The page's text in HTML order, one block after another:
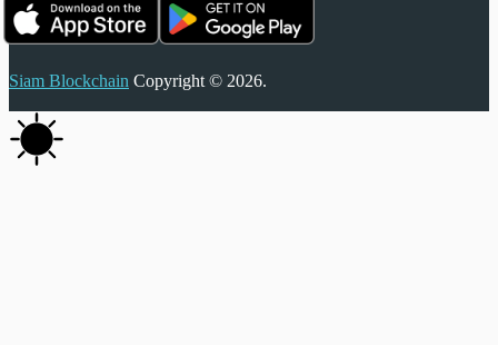
Siam Blockchain Copyright © 2026.